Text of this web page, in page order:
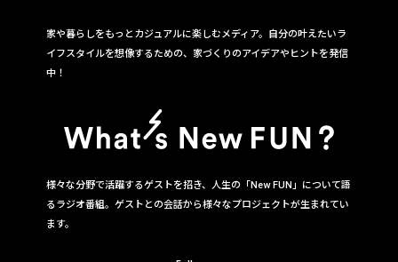
家や暮らしをもっとカジュアルに楽しむメディア。自分の叶えたいラ
イフスタイルを想像するための、家づくりのアイデアやヒントを発信
中！
様々な分野で活躍するゲストを招き、人生の「New FUN」について語
るラジオ番組。ゲストとの会話から様々なプロジェクトが生まれてい
ます。